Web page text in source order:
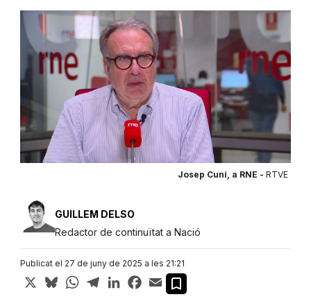
Josep Cuní, a RNE - RTVE
GUILLEM DELSO
Redactor de continuïtat a Nació
Publicat el 27 de juny de 2025 a les 21:21
X BlueskyWhatsApp
TelegramLinkedInFacebook
Email